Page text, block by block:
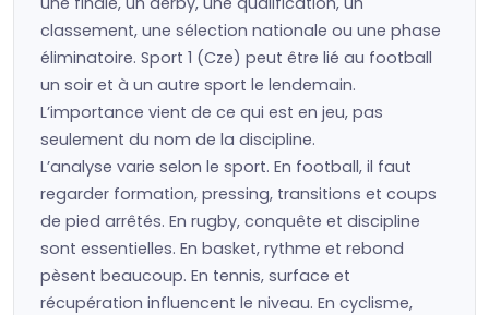
classement, une sélection nationale ou une phase
éliminatoire. Sport 1 (Cze) peut être lié au football
un soir et à un autre sport le lendemain.
L’importance vient de ce qui est en jeu, pas
seulement du nom de la discipline.
L’analyse varie selon le sport. En football, il faut
regarder formation, pressing, transitions et coups
de pied arrêtés. En rugby, conquête et discipline
sont essentielles. En basket, rythme et rebond
pèsent beaucoup. En tennis, surface et
récupération influencent le niveau. En cyclisme,